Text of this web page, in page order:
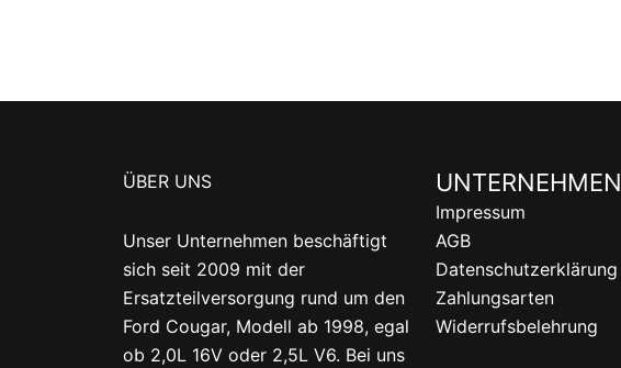
ÜBER UNS
Unser Unternehmen beschäftigt
sich seit 2009 mit der
Ersatzteilversorgung rund um den
Ford Cougar, Modell ab 1998, egal
ob 2,0L 16V oder 2,5L V6. Bei uns
UNTERNEHMEN
Impressum
AGB
Datenschutzerklärung
Zahlungsarten
Widerrufsbelehrung